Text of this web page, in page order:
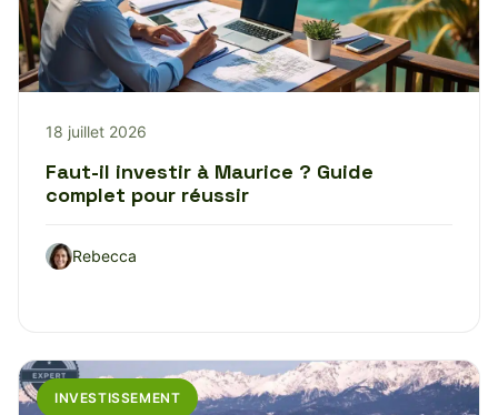
18 juillet 2026
Faut-il investir à Maurice ? Guide
complet pour réussir
Rebecca
INVESTISSEMENT